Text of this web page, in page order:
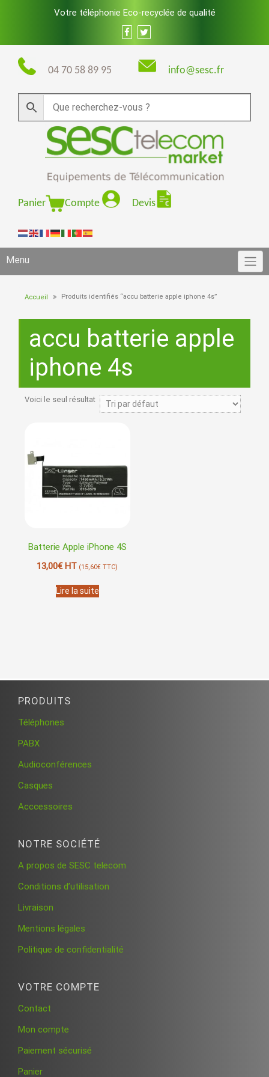
Votre téléphonie Eco-recyclée de qualité
04 70 58 89 95 info@sesc.fr
Panier Compte Devis
Menu
Accueil Produits identifiés “accu batterie apple iphone 4s”
accu batterie apple
iphone 4s
Voici le seul résultat
Batterie Apple iPhone 4S
13,00€HT (15,60€ TTC)
Lire la suite
PRODUITS
Téléphones
PABX
Audioconférences
Casques
Acccessoires
NOTRE SOCIÉTÉ
A propos de SESC telecom
Conditions d’utilisation
Livraison
Mentions légales
Politique de confidentialité
VOTRE COMPTE
Contact
Mon compte
Paiement sécurisé
Panier